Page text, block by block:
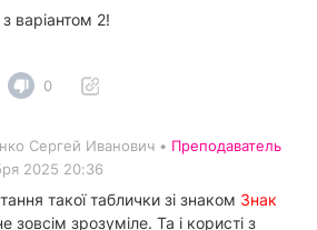
варіантом 2!
0
Сергей Иванович • Преподаватель
2025 20:36
такої таблички зі знаком Знак
зовсім зрозуміле. Та і користі з